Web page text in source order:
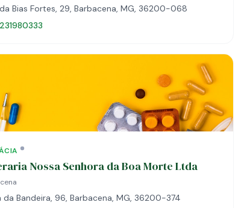
Bias Fortes, 29, Barbacena, MG, 36200-068
Nossa Senhora da Boa Morte Ltda
da Bandeira, 96, Barbacena, MG, 36200-374